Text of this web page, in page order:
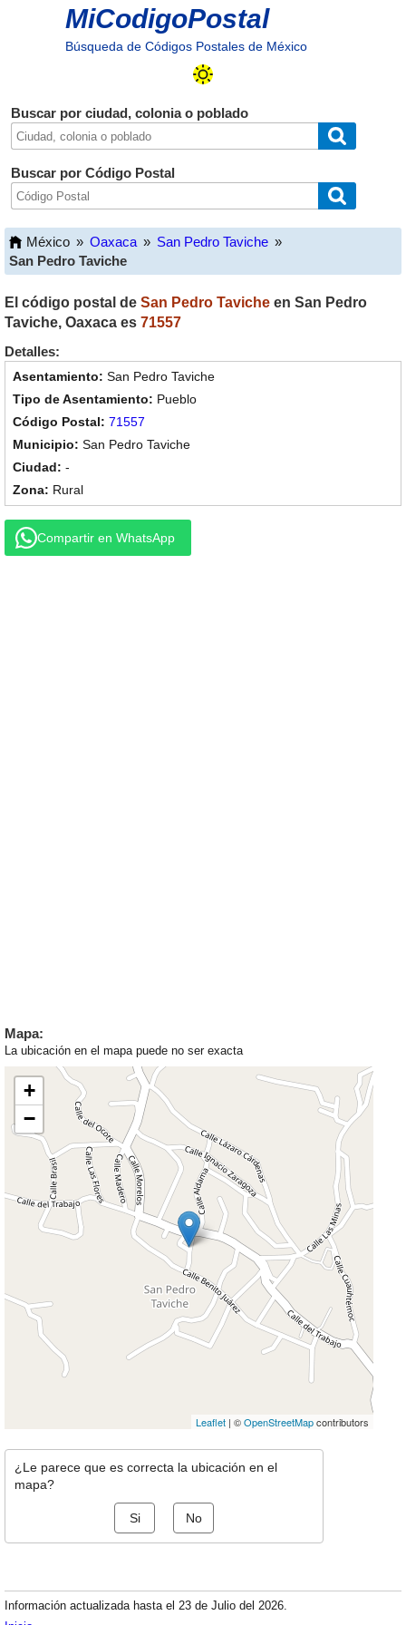
MiCodigoPostal
Búsqueda de Códigos Postales de México
Buscar por ciudad, colonia o poblado
Buscar por Código Postal
México » Oaxaca » San Pedro Taviche »
San Pedro Taviche
El código postal de San Pedro Taviche en San Pedro
Taviche, Oaxaca es 71557
Detalles:
San Pedro Taviche
Pueblo
71557
San Pedro Taviche
-
Rural
Compartir en WhatsApp
Mapa:
La ubicación en el mapa puede no ser exacta
+
−
Leaflet | ©OpenStreetMapcontributors
¿Le parece que es correcta la ubicación en el
mapa?
Si No
Información actualizada hasta el 23 de Julio del 2026.